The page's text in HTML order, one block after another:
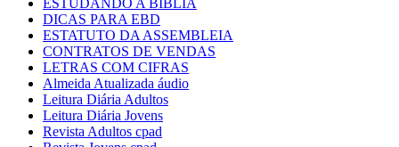
DICAS PARA EBD
ESTATUTO DA ASSEMBLEIA
CONTRATOS DE VENDAS
LETRAS COM CIFRAS
Almeida Atualizada áudio
Leitura Diária Adultos
Leitura Diária Jovens
Revista Adultos cpad